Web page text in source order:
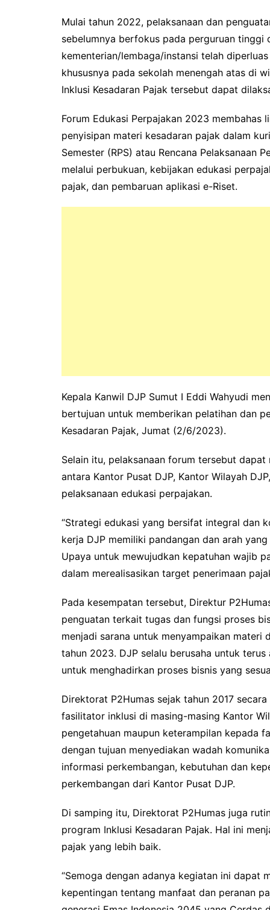
Mulai tahun 2022, pelaksanaan dan
sebelumnya berfokus pada perguruan
kementerian/lembaga/instansi telah
khususnya pada sekolah menengah atas di
Inklusi Kesadaran Pajak tersebut dapat
Forum Edukasi Perpajakan 2023
penyisipan materi kesadaran pajak dalam
Semester (RPS) atau Rencana Pelaksanaan
melalui perbukuan, kebijakan edukasi
pajak, dan pembaruan aplikasi e-Riset.
Kepala Kanwil DJP Sumut I Eddi Wahyudi
bertujuan untuk memberikan pelatihan dan
Kesadaran Pajak, Jumat (2/6/2023).
Selain itu, pelaksanaan forum tersebut
antara Kantor Pusat DJP, Kantor Wilayah
pelaksanaan edukasi perpajakan.
“Strategi edukasi yang bersifat integral dan
kerja DJP memiliki pandangan dan arah
Upaya untuk mewujudkan kepatuhan wajib
dalam merealisasikan target penerimaan
Pada kesempatan tersebut, Direktur
penguatan terkait tugas dan fungsi proses
menjadi sarana untuk menyampaikan
tahun 2023. DJP selalu berusaha untuk
untuk menghadirkan proses bisnis yang
Direktorat P2Humas sejak tahun 2017
fasilitator inklusi di masing-masing Kantor
pengetahuan maupun keterampilan kepada
dengan tujuan menyediakan wadah
informasi perkembangan, kebutuhan dan
perkembangan dari Kantor Pusat DJP.
Di samping itu, Direktorat P2Humas juga
program Inklusi Kesadaran Pajak. Hal ini
pajak yang lebih baik.
“Semoga dengan adanya kegiatan ini dapat
kepentingan tentang manfaat dan peranan